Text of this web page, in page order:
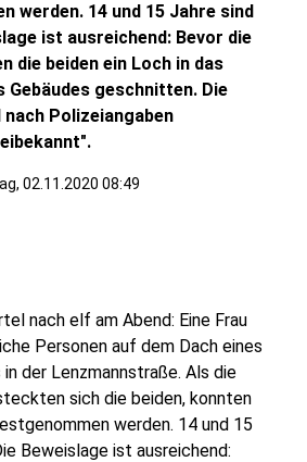
werden. 14 und 15 Jahre sind
ist ausreichend: Bevor die
die beiden ein Loch in das
Gebäudes geschnitten. Die
Polizeiangaben
02.11.2020 08:49
nach elf am Abend: Eine Frau
Personen auf dem Dach eines
der Lenzmannstraße. Als die
sich die beiden, konnten
werden. 14 und 15
Beweislage ist ausreichend: